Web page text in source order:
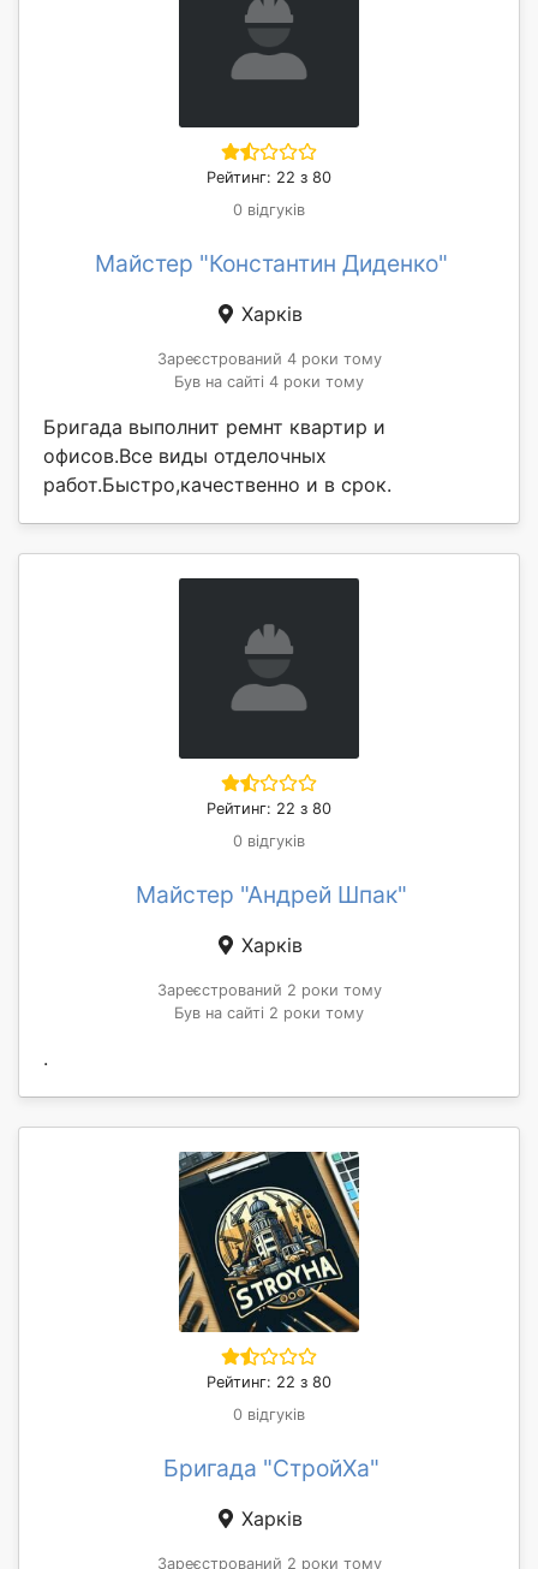
Рейтинг: 22 з 80
0 відгуків
Майстер "Константин Диденко"
Харків
Зареєстрований 4 роки тому
Був на сайті 4 роки тому
Бригада выполнит ремнт квартир и
офисов.Все виды отделочных
работ.Быстро,качественно и в срок.
Рейтинг: 22 з 80
0 відгуків
Майстер "Андрей Шпак"
Харків
Зареєстрований 2 роки тому
Був на сайті 2 роки тому
.
Рейтинг: 22 з 80
0 відгуків
Бригада "СтройХа"
Харків
Зареєстрований 2 роки тому